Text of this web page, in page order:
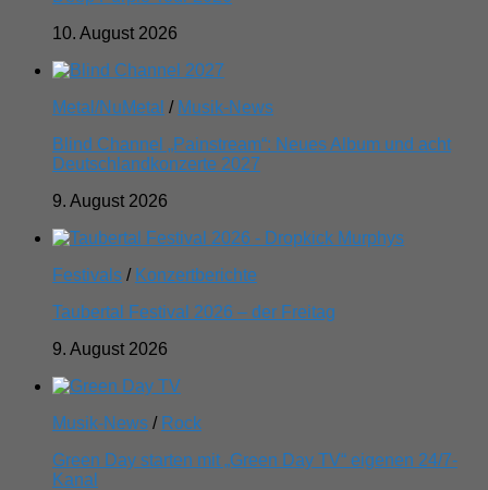
10. August 2026
Metal/NuMetal / Musik-News
Blind Channel „Painstream“: Neues Album und acht
Deutschlandkonzerte 2027
9. August 2026
Festivals / Konzertberichte
Taubertal Festival 2026 – der Freitag
9. August 2026
Musik-News / Rock
Green Day starten mit „Green Day TV“ eigenen 24/7-
Kanal